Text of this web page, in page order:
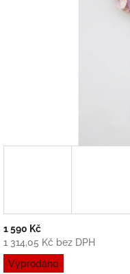
1 590 Kč
1 314,05 Kč bez DPH
Měrná
cena:
Vyprodáno